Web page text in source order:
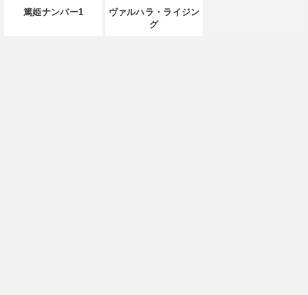
篤姫ナンバー1
ヴァルハラ・ライジン
グ